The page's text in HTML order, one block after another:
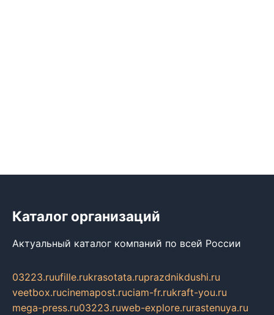
Каталог организаций
Актуальный каталог компаний по всей России
03223.ruufille.rukrasotata.ruprazdnikdushi.ru
veetbox.rucinemapost.ruciam-fr.rukraft-you.ru
mega-press.ru03223.ruweb-explore.rurastenuya.ru